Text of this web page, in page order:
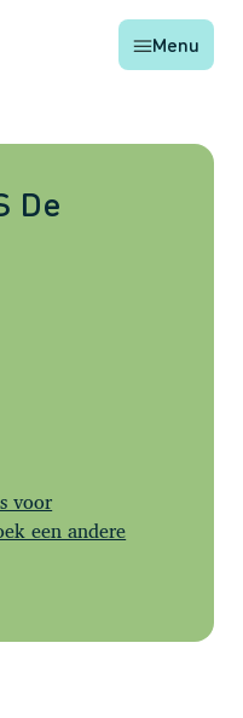
Menu
De
voor
een andere